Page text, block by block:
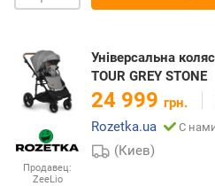
Продавец:
ZeeLio
Універсальна
TOUR GREY STONE
24 999 грн.
Rozetka.ua
С
(Киев)